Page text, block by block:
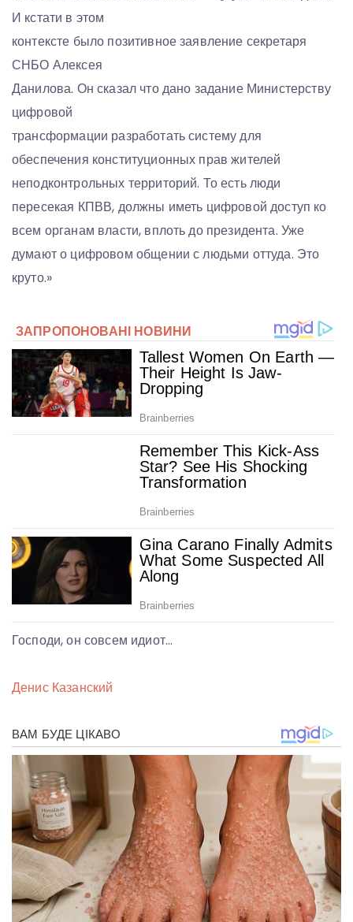
И кстати в этом
контексте было позитивное заявление секретаря
СНБО Алексея
Данилова. Он сказал что дано задание Министерству
цифровой
трансформации разработать систему для
обеспечения конституционных прав жителей
неподконтрольных территорий. То есть люди
пересекая КПВВ, должны иметь цифровой доступ ко
всем органам власти, вплоть до президента. Уже
думают о цифровом общении с людьми оттуда. Это
круто.»
Господи, он совсем идиот…
Денис Казанский